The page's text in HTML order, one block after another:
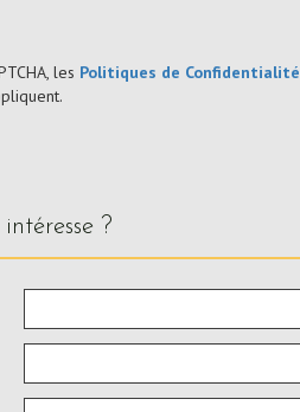
les Politiques de Confidentialité
?